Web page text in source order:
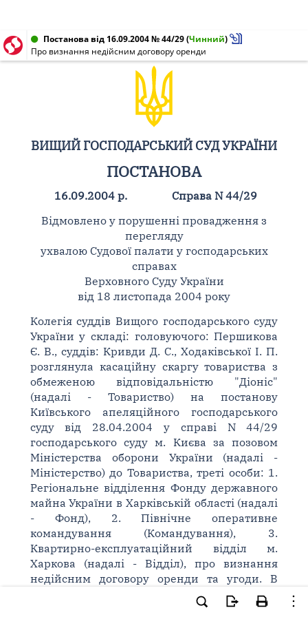
Постанова від 16.09.2004 № 44/29(Чинний)
Про визнання недійсним договору оренди
ВИЩИЙ ГОСПОДАРСЬКИЙ СУД УКРАЇНИ
ПОСТАНОВА
16.09.2004 р.
Справа N 44/29
Відмовлено у порушенні провадження з
перегляду
ухвалою Судової палати у господарських
справах
Верховного Суду України
від 18 листопада 2004 року
Колегія суддів Вищого господарського суду
України у складі: головуючого: Першикова
Є. В., суддів: Кривди Д. С., Ходаківської І. П.
розглянула касаційну скаргу товариства з
обмеженою відповідальністю "Діоніс"
(надалі - Товариство) на постанову
Київського апеляційного господарського
суду від 28.04.2004 у справі N 44/29
господарського суду м. Києва за позовом
Міністерства оборони України (надалі -
Міністерство) до Товариства, треті особи: 1.
Регіональне відділення Фонду державного
майна України в Харківській області (надалі
- Фонд), 2. Північне оперативне
командування (Командування), 3.
Квартирно-експлуатаційний відділ м.
Харкова (надалі - Відділ), про визнання
недійсним договору оренди та угоди. В
засіданні взяли участь представники -
позивача: Кичун В. І. (за дов. N 148/517 від